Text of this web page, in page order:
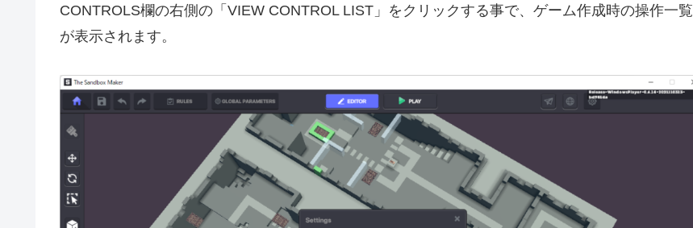
CONTROLS欄の右側の「VIEW CONTROL LIST」をクリックする事で、ゲーム作成時の操作一覧
が表示されます。